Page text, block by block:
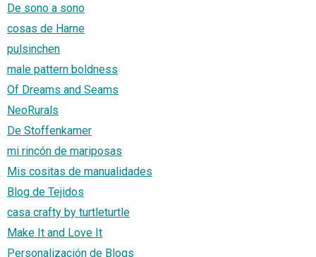
De sono a sono
cosas de Harne
pulsinchen
male pattern boldness
Of Dreams and Seams
NeoRurals
De Stoffenkamer
mi rincón de mariposas
Mis cositas de manualidades
Blog de Tejidos
casa crafty by turtleturtle
Make It and Love It
Personalización de Blogs